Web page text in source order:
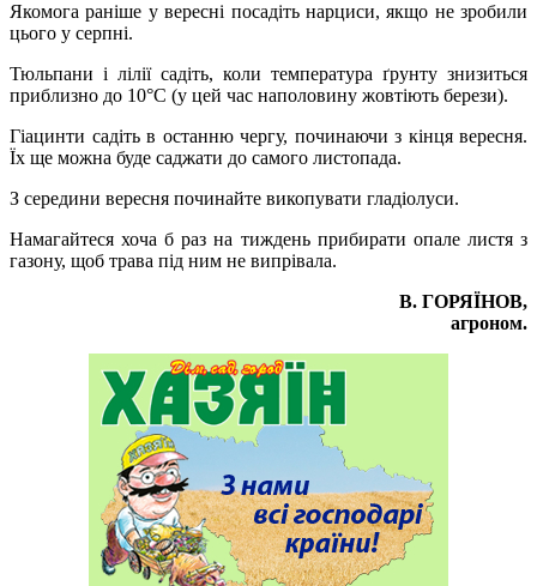
Якомога раніше у вересні посадіть нарциси, якщо не зробили
цього у серпні.
Тюльпани і лілії садіть, коли температура ґрунту знизиться
приблизно до 10°C (у цей час наполовину жовтіють берези).
Гіацинти садіть в останню чергу, починаючи з кінця вересня.
Їх ще можна буде саджати до самого листопада.
З середини вересня починайте викопувати гладіолуси.
Намагайтеся хоча б раз на тиждень прибирати опале листя з
газону, щоб трава під ним не випрівала.
В. ГОРЯЇНОВ,
агроном.